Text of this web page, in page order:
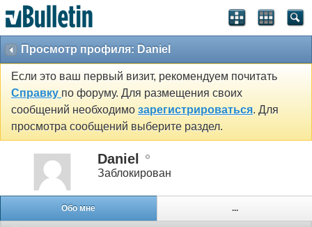
Просмотр профиля: Daniel
Если это ваш первый визит, рекомендуем почитать
Справку по форуму. Для размещения своих
сообщений необходимо зарегистрироваться. Для
просмотра сообщений выберите раздел.
Daniel
Заблокирован
Обо мне ...